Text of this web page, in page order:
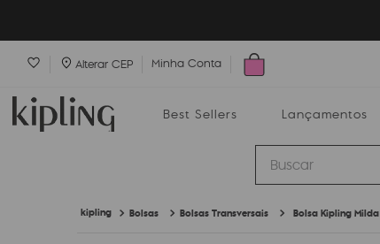
Alterar CEP Minha Conta
Best Sellers Lançamentos
Buscar
Bolsas Bolsas Transversais Bolsa Kipling Milda